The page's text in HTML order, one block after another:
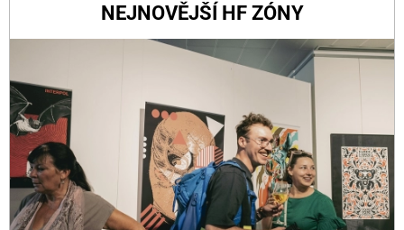
NEJNOVĚJŠÍ HF ZÓNY